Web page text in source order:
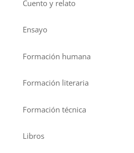
Cuento y relato
Ensayo
Formación humana
Formación literaria
Formación técnica
Libros